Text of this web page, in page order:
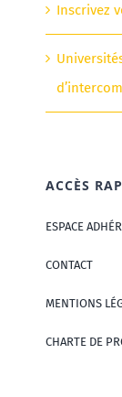
Inscrivez
ACCÈS
ESPACE
CONTACT
MENTIONS
CHARTE DE